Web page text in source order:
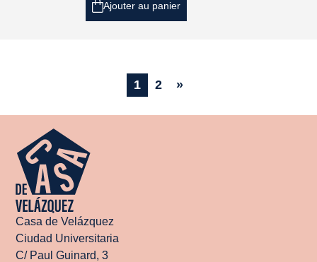
Ajouter au panier
1 2 »
Casa de Velázquez
Ciudad Universitaria
C/ Paul Guinard, 3